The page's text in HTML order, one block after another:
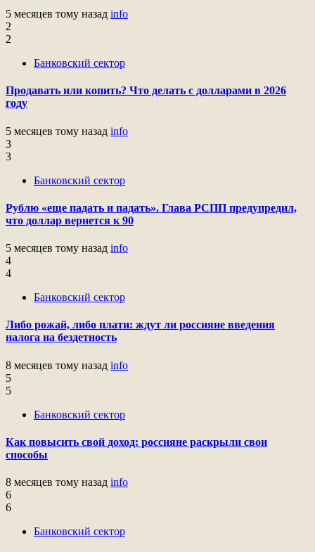
5 месяцев тому назад info
2
2
Банковский сектор
Продавать или копить? Что делать с долларами в 2026
году
5 месяцев тому назад info
3
3
Банковский сектор
Рублю «еще падать и падать». Глава РСПП предупредил,
что доллар вернется к 90
5 месяцев тому назад info
4
4
Банковский сектор
Либо рожай, либо плати: ждут ли россияне введения
налога на бездетность
8 месяцев тому назад info
5
5
Банковский сектор
Как повысить свой доход: россияне раскрыли свои
способы
8 месяцев тому назад info
6
6
Банковский сектор